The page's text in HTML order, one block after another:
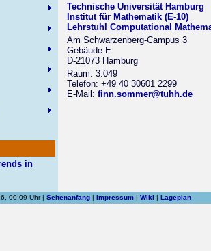
in
Technische Universität Hamburg
Institut für Mathematik (E-10)
Lehrstuhl Computational
Am Schwarzenberg-Campus 3
Gebäude E
D-21073 Hamburg
Raum: 3.049
Telefon: +49 40 30601 2299
E-Mail: finn.sommer@tuhh.de
00:09 Uhr |Seitenanfang |Impressum |Wiki |Lageplan